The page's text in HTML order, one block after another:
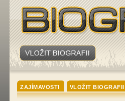
ZAJÍMAVOSTI VLOŽIT BIOGRAFII